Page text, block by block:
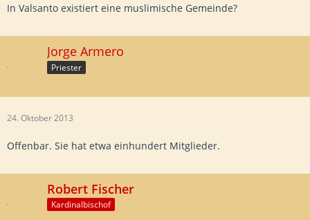
In Valsanto existiert eine muslimische Gemeinde?
Jorge Armero
Priester
24. Oktober 2013
Offenbar. Sie hat etwa einhundert Mitglieder.
Robert Fischer
Kardinalbischof